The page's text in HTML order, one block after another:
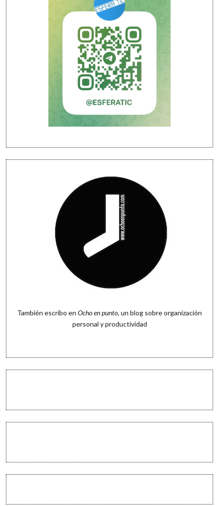
También escribo en Ocho en punto, un blog sobre organización
personal y productividad